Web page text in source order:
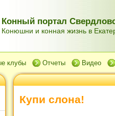
Конный портал
Конюшни и конная жизнь в
клубы Отчеты Видео
Купи слона!